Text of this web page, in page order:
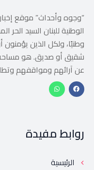
“وجوه وأحداث” موقع
الوطنية للبنان السيد
وطنيًا، ولكل الذين يؤمنون
شقيق أو صديق. هو مساحة
عن آرائهم ومواقفهم
روابط مفيدة
الرئيسية